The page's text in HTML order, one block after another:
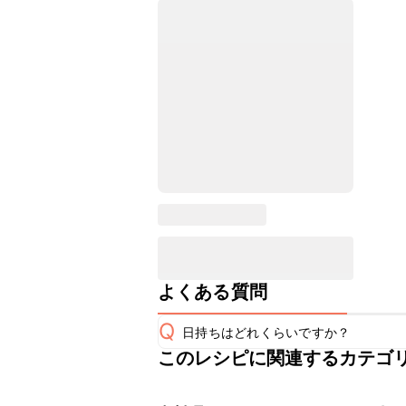
よくある質問
Q 日持ちはどれくらいですか？
保存期間は冷蔵で翌日中が目安です
このレシピに関連するカテゴ